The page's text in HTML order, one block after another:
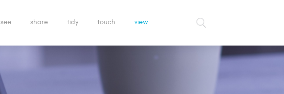
see share tidy touch view